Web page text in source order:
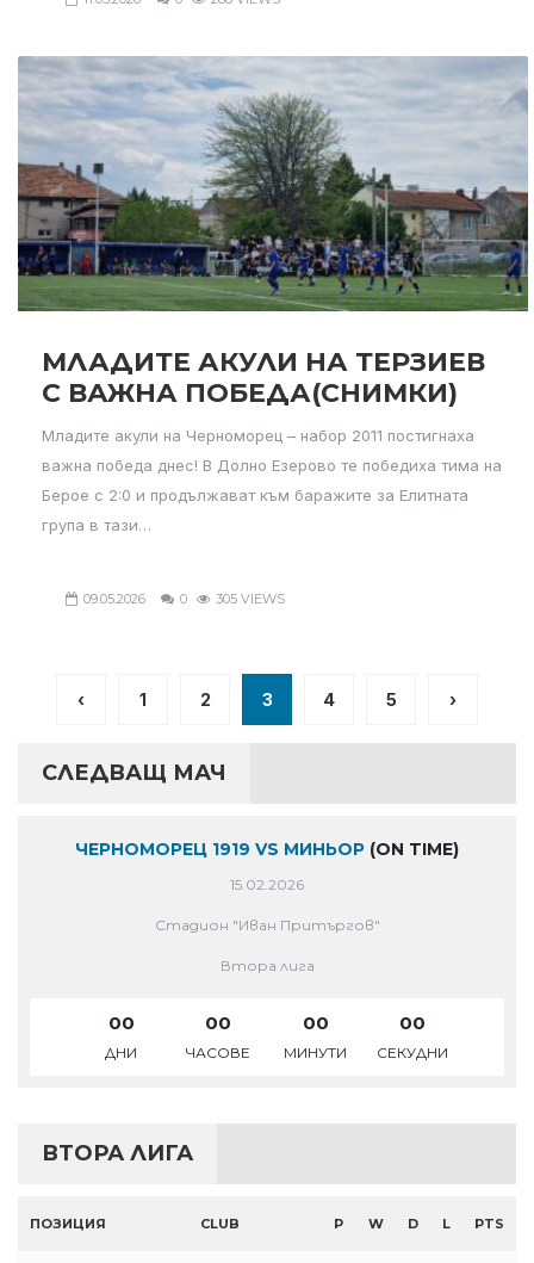
МЛАДИТЕ АКУЛИ НА ТЕРЗИЕВ
С ВАЖНА ПОБЕДА(СНИМКИ)
Младите акули на Черноморец – набор 2011 постигнаха
важна победа днес! В Долно Езерово те победиха тима на
Берое с 2:0 и продължават към баражите за Елитната
група в тази…
09.05.2026 0 305 VIEWS
‹ 1 2 3 4 5 ›
СЛЕДВАЩ МАЧ
ЧЕРНОМОРЕЦ 1919 VS МИНЬОР (ON TIME)
15.02.2026
Стадион "Иван Притъргов"
Втора лига
00
ДНИ
00
ЧАСОВЕ
00
МИНУТИ
00
СЕКУДНИ
ВТОРА ЛИГА
ПОЗИЦИЯ CLUB P W D L PTS